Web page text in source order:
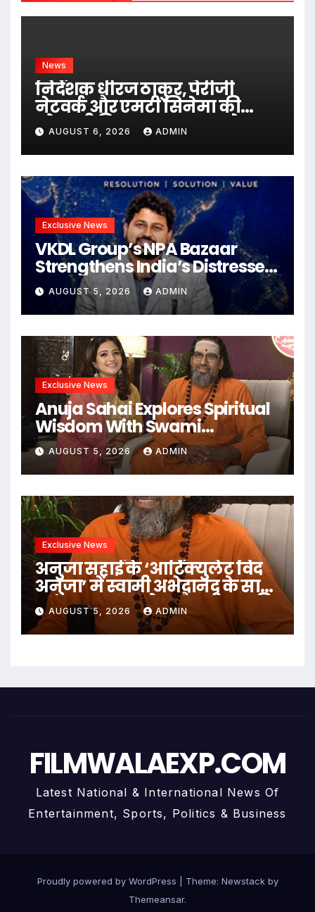
News
निर्देशक धीरज ठाकुर, पेरीजी
नेटवर्क और एमटी सिनेमा की
भोजपुरी फिल्म ‘अजब सास के
गजब बहुरिया’ की वाराणसी में
शूटिंग शुरू
AUGUST 6, 2026 ADMIN
Exclusive News
VKDL Group’s NPA Bazaar
Strengthens India’s Distressed
Asset Resolution Ecosystem
Under The Leadership Of V K
Dubey
AUGUST 5, 2026 ADMIN
Exclusive News
Anuja Sahai Explores Spiritual
Wisdom With Swami
Abhedananda On Articulate
With Anuja
AUGUST 5, 2026 ADMIN
Exclusive News
अनुजा सहाई के ‘आर्टिक्युलेट विद
अनुजा’ में स्वामी अभेदानंद के साथ
अध्यात्म, आत्मबोध और जीवन की
गहन यात्रा
AUGUST 5, 2026 ADMIN
FILMWALAEXP.COM
Latest National & International News Of
Entertainment, Sports, Politics & Business
Proudly powered by WordPress Theme: Newstackby
Themeansar.